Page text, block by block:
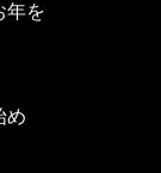
年を
め